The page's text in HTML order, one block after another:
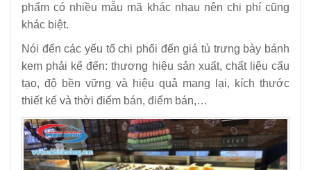
phẩm có nhiều mẫu mã khác nhau nên chi phí cũng
khác biệt.
Nói đến các yếu tố chi phối đến giá tủ trưng bày bánh
kem phải kể đến: thương hiệu sản xuất, chất liệu cấu
tạo, độ bền vững và hiệu quả mang lại, kích thước
thiết kế và thời điểm bán, điểm bán,…